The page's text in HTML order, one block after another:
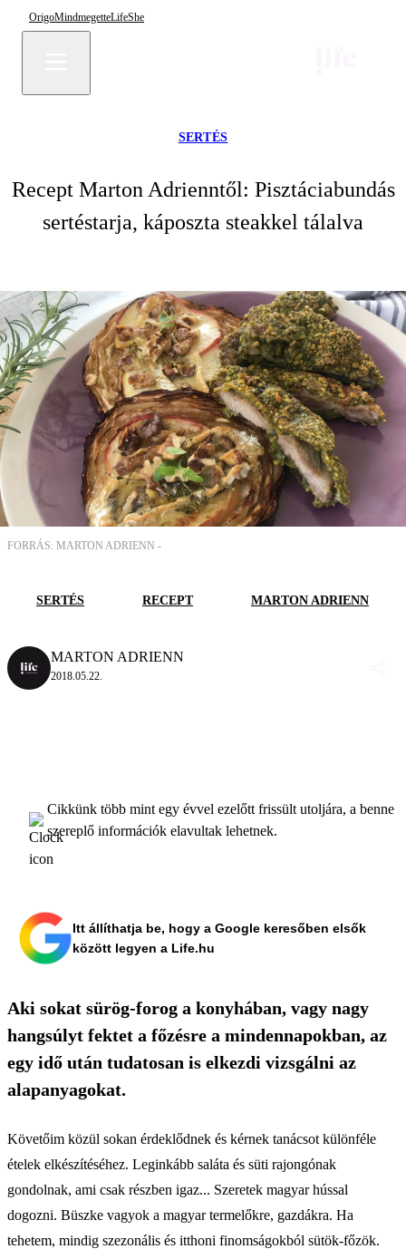
OrigoMindmegetteLifeShe
SERTÉS
Recept Marton Adrienntől: Pisztáciabundás
sertéstarja, káposzta steakkel tálalva
FORRÁS: MARTON ADRIENN -
SERTÉS RECEPT MARTON ADRIENN
MARTON ADRIENN
2018.05.22.
Cikkünk több mint egy évvel ezelőtt frissült utoljára, a benne
szereplő információk elavultak lehetnek.
Itt állíthatja be, hogy a Google keresőben elsők
között legyen a Life.hu
Aki sokat sürög-forog a konyhában, vagy nagy
hangsúlyt fektet a főzésre a mindennapokban, az
egy idő után tudatosan is elkezdi vizsgálni az
alapanyagokat.
Követőim közül sokan érdeklődnek és kérnek tanácsot különféle
ételek elkészítéséhez. Leginkább saláta és süti rajongónak
gondolnak, ami csak részben igaz... Szeretek magyar hússal
dogozni. Büszke vagyok a magyar termelőkre, gazdákra. Ha
tehetem, mindig szezonális és itthoni finomságokból sütök-főzök.